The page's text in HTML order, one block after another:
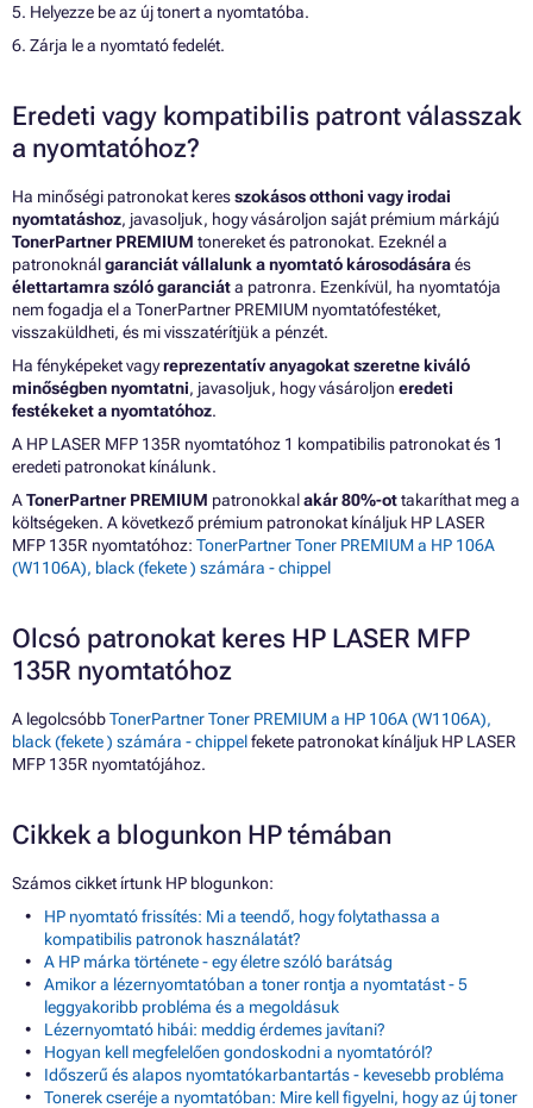
5. Helyezze be az új tonert a nyomtatóba.
6. Zárja le a nyomtató fedelét.
Eredeti vagy kompatibilis patront válasszak
a nyomtatóhoz?
Ha minőségi patronokat keresszokásos otthoni vagy irodai
nyomtatáshoz, javasoljuk, hogy vásároljon saját prémium márkájú
TonerPartner PREMIUM tonereket és patronokat. Ezeknél a
patronoknálgaranciát vállalunk a nyomtató károsodásáraés
élettartamra szóló garanciáta patronra. Ezenkívül, ha nyomtatója
nem fogadja el a TonerPartner PREMIUM nyomtatófestéket,
visszaküldheti, és mi visszatérítjük a pénzét.
Ha fényképeket vagyreprezentatív anyagokat szeretne kiváló
minőségben nyomtatni, javasoljuk, hogy vásároljon eredeti
festékeket a nyomtatóhoz.
A HP LASER MFP 135R nyomtatóhoz 1 kompatibilis patronokat és 1
eredeti patronokat kínálunk.
ATonerPartner PREMIUM patronokkalakár 80%-ottakaríthat meg a
költségeken. A következő prémium patronokat kínáljuk HP LASER
MFP 135R nyomtatóhoz: TonerPartner Toner PREMIUM a HP 106A
(W1106A), black (fekete ) számára - chippel
Olcsó patronokat keres HP LASER MFP
135R nyomtatóhoz
A legolcsóbbTonerPartner Toner PREMIUM a HP 106A (W1106A),
black (fekete ) számára - chippelfekete patronokat kínáljuk HP LASER
MFP 135R nyomtatójához.
Cikkek a blogunkon HP témában
Számos cikket írtunk HP blogunkon:
HP nyomtató frissítés: Mi a teendő, hogy folytathassa a
kompatibilis patronok használatát?
A HP márka története - egy életre szóló barátság
Amikor a lézernyomtatóban a toner rontja a nyomtatást - 5
leggyakoribb probléma és a megoldásuk
Lézernyomtató hibái: meddig érdemes javítani?
Hogyan kell megfelelően gondoskodni a nyomtatóról?
Időszerű és alapos nyomtatókarbantartás - kevesebb probléma
Tonerek cseréje a nyomtatóban: Mire kell figyelni, hogy az új toner